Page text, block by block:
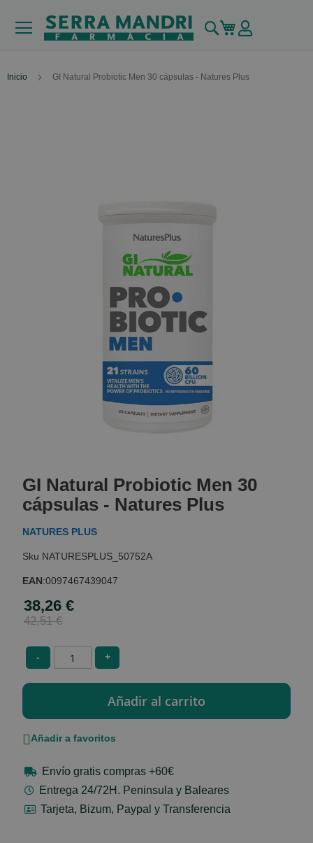
Buscar
Mi carrito
Inicio GI Natural Probiotic Men 30 cápsulas - Natures Plus
the
beginning
of
the
gallery
GI Natural Probiotic Men 30
cápsulas - Natures Plus
NATURES PLUS
NATURESPLUS_50752A
EAN:0097467439047
Special
Price
38,26 €
42,51 €
- +
Añadir a favoritos
Envío gratis compras +60€
Entrega 24/72H. Peninsula y Baleares
Tarjeta, Bizum, Paypal y Transferencia